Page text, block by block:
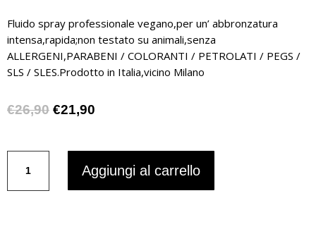
Fluido spray professionale vegano,per un’ abbronzatura
intensa,rapida;non testato su animali,senza
ALLERGENI,PARABENI / COLORANTI / PETROLATI / PEGS /
SLS / SLES.Prodotto in Italia,vicino Milano
€26,90 Il
€26,90.
€21,90
€21,90.
SUN
CARE
Aggiungi al carrello